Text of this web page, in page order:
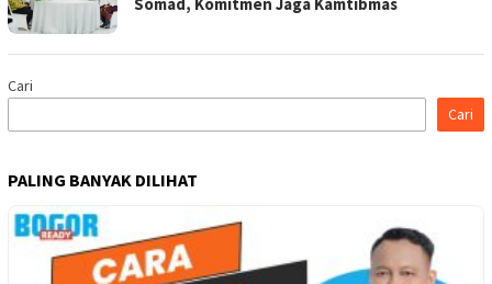
Somad, Komitmen Jaga Kamtibmas
Cari
Cari
PALING BANYAK DILIHAT